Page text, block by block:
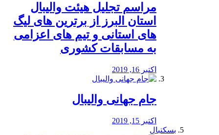
مراسم تجلیل هیئت والیبال
استان البرز از برترین های لیگ
های استانی و تیم های اعزامی
به مسابقات کشوری
اکتبر 16, 2019
جام جهانی والیبال
اکتبر 15, 2019
بسکتبال